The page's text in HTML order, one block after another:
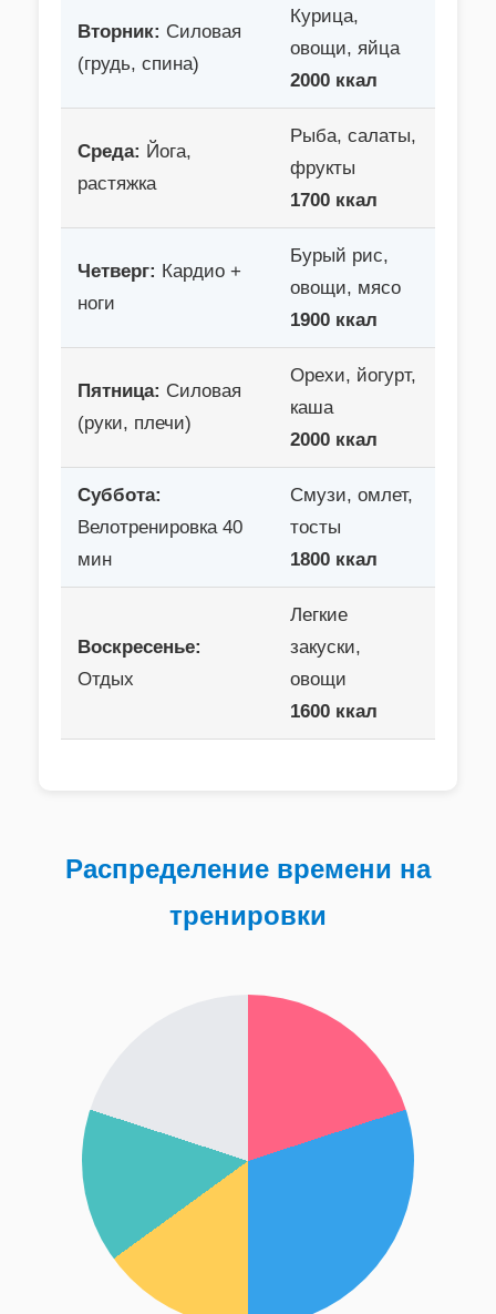
Вторник: Силовая
(грудь, спина)
Курица,
овощи, яйца
2000 ккал
Среда: Йога,
растяжка
Рыба, салаты,
фрукты
1700 ккал
Четверг: Кардио +
ноги
Бурый рис,
овощи, мясо
1900 ккал
Пятница: Силовая
(руки, плечи)
Орехи, йогурт,
каша
2000 ккал
Суббота:
Велотренировка 40
мин
Смузи, омлет,
тосты
1800 ккал
Воскресенье:
Отдых
Легкие
закуски,
овощи
1600 ккал
Распределение времени на
тренировки